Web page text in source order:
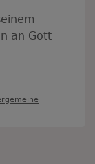
an Gott